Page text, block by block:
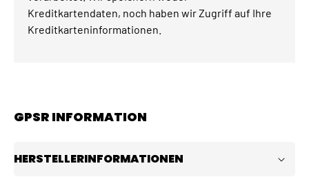
Kreditkartendaten, noch haben wir Zugriff auf Ihre
Kreditkarteninformationen.
GPSR INFORMATION
HERSTELLERINFORMATIONEN